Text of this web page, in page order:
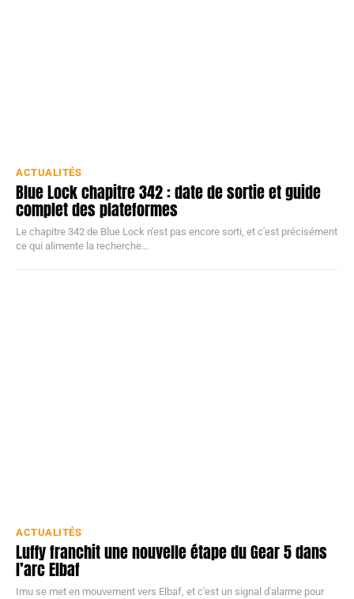
ACTUALITÉS
Blue Lock chapitre 342 : date de sortie et guide
complet des plateformes
Le chapitre 342 de Blue Lock n'est pas encore sorti, et c'est précisément
ce qui alimente la recherche...
ACTUALITÉS
Luffy franchit une nouvelle étape du Gear 5 dans
l’arc Elbaf
Imu se met en mouvement vers Elbaf, et c'est un signal d'alarme pour